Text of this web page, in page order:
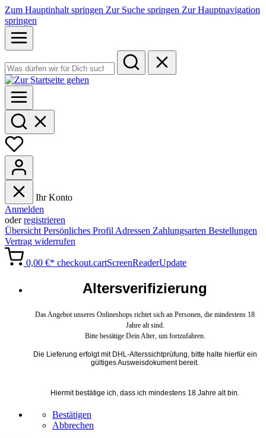
Zum Hauptinhalt springen Zur Suche springen Zur Hauptnavigation
springen
Ihr Konto
Anmelden
oderregistrieren
Übersicht Persönliches Profil Adressen Zahlungsarten Bestellungen
Vertrag widerrufen
0,00 €* checkout.cartScreenReaderUpdate
Altersverifizierung
Das Angebot unseres Onlineshops richtet sich an Personen, die mindestens 18
Jahre alt sind.
Bitte bestätige Dein Alter, um fortzufahren.
Die Lieferung erfolgt mit DHL-Alterssichtprüfung, bitte halte hierfür ein
gültiges Ausweisdokument bereit.
Hiermit bestätige ich, dass ich mindestens 18 Jahre alt bin.
Bestätigen
Abbrechen